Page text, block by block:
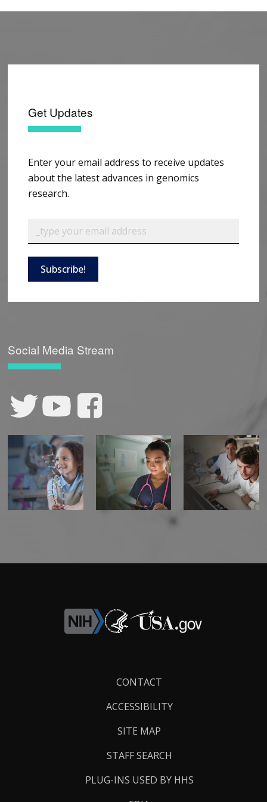
Get Updates
Enter your email address to receive updates
about the latest advances in genomics
research.
Subscribe!
Social Media Stream
CONTACT
ACCESSIBILITY
SITE MAP
STAFF SEARCH
PLUG-INS USED BY HHS